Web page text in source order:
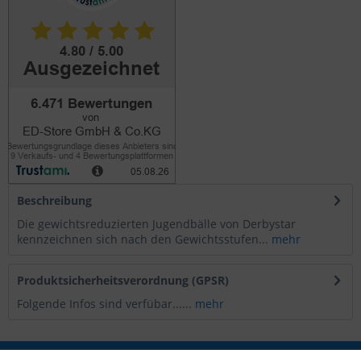
Beschreibung
Die gewichtsreduzierten Jugendbälle von Derbystar
kennzeichnen sich nach den Gewichtsstufen... mehr
Produktsicherheitsverordnung (GPSR)
Folgende Infos sind verfübar...... mehr